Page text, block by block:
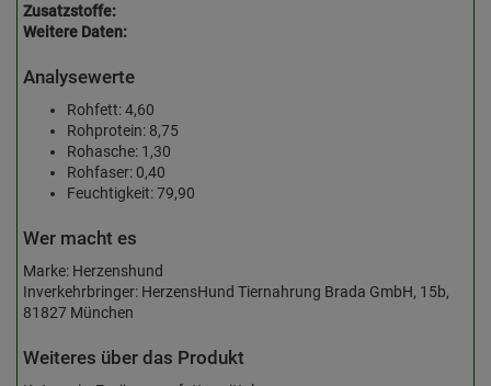
Zusatzstoffe:
Weitere Daten:
Analysewerte
Rohfett: 4,60
Rohprotein: 8,75
Rohasche: 1,30
Rohfaser: 0,40
Feuchtigkeit: 79,90
Wer macht es
Marke: Herzenshund
Inverkehrbringer: HerzensHund Tiernahrung Brada GmbH, 15b,
81827 München
Weiteres über das Produkt